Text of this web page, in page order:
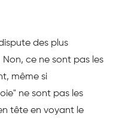
des plus
ce ne sont pas les
même si
ne sont pas les
tête en voyant le